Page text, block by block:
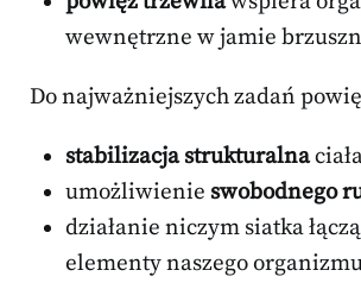
wewnętrzne w jamie
Do najważniejszych zadań
stabilizacja strukturalna
umożliwienie swobodnego
działanie niczym siatka
elementy naszego